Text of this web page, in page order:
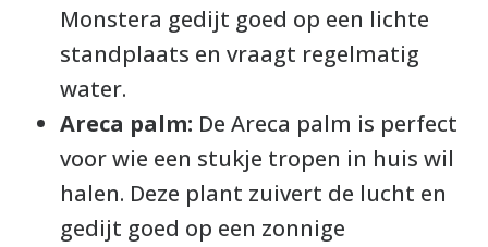
Monstera gedijt goed op een lichte
standplaats en vraagt regelmatig
water.
Areca palm: De Areca palm is perfect
voor wie een stukje tropen in huis wil
halen. Deze plant zuivert de lucht en
gedijt goed op een zonnige